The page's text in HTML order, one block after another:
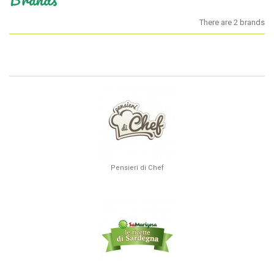
There are 2 brands
Pensieri di Chef